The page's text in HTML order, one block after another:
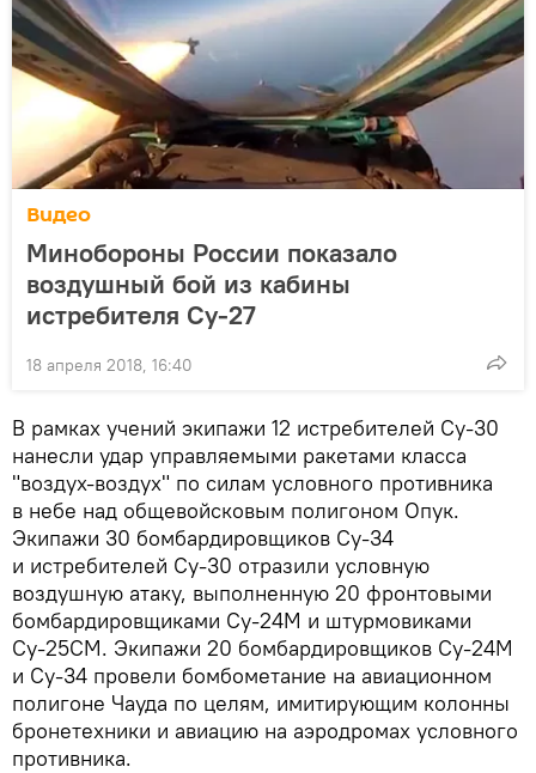
Видео
Минобороны России показало
воздушный бой из кабины
истребителя Су-27
18 апреля 2018, 16:40
В рамках учений экипажи 12 истребителей Су-30
нанесли удар управляемыми ракетами класса
"воздух-воздух" по силам условного противника
в небе над общевойсковым полигоном Опук.
Экипажи 30 бомбардировщиков Су-34
и истребителей Су-30 отразили условную
воздушную атаку, выполненную 20 фронтовыми
бомбардировщиками Су-24М и штурмовиками
Су-25СМ. Экипажи 20 бомбардировщиков Су-24М
и Су-34 провели бомбометание на авиационном
полигоне Чауда по целям, имитирующим колонны
бронетехники и авиацию на аэродромах условного
противника.